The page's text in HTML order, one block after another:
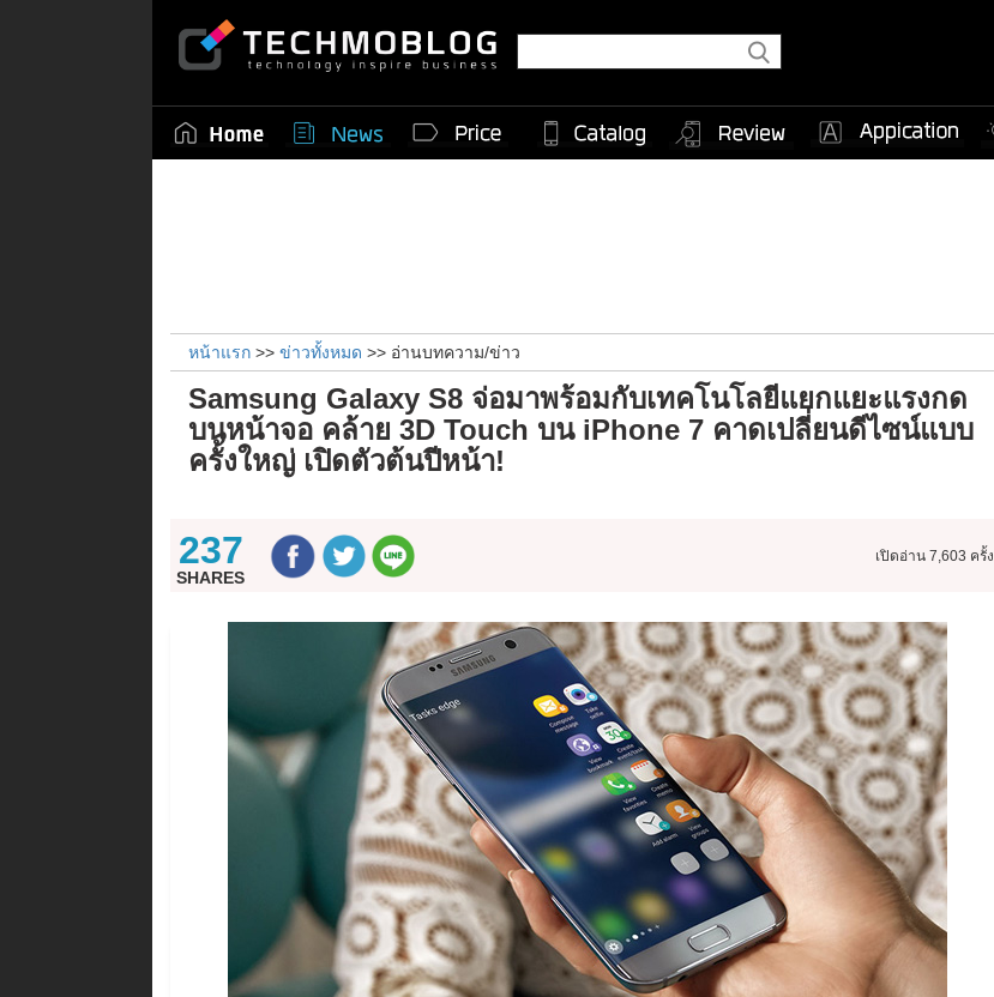
หน้าแรก >> ข่าวทั้งหมด >> อ่านบทความ/ข่าว
Samsung Galaxy S8 จ่อมาพร้อมกับเทคโนโลยีแยกแยะแรงกด
บนหน้าจอ คล้าย 3D Touch บน iPhone 7 คาดเปลี่ยนดีไซน์แบบ
ครั้งใหญ่ เปิดตัวต้นปีหน้า!
237
SHARES
เปิดอ่าน 7,603 ครั้ง